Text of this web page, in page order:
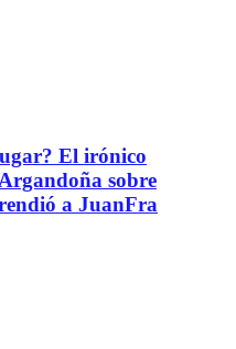
El irónico
sobre
a JuanFra